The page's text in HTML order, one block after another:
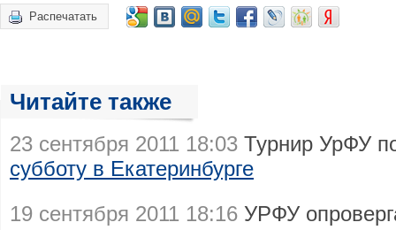
Распечатать
Читайте также
23 сентября 2011 18:03 Турнир УрФУ
субботу в Екатеринбурге
19 сентября 2011 18:16 УРФУ